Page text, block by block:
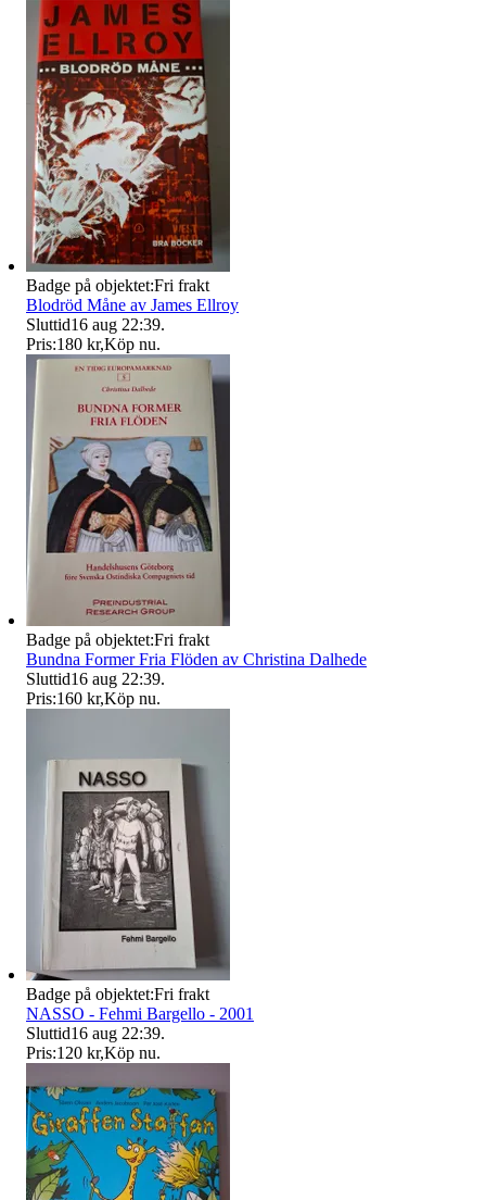
Badge på objektet:Fri frakt
Blodröd Måne av James Ellroy
Sluttid16 aug 22:39.
Pris:180 kr,Köp nu.
Badge på objektet:Fri frakt
Bundna Former Fria Flöden av Christina Dalhede
Sluttid16 aug 22:39.
Pris:160 kr,Köp nu.
Badge på objektet:Fri frakt
NASSO - Fehmi Bargello - 2001
Sluttid16 aug 22:39.
Pris:120 kr,Köp nu.